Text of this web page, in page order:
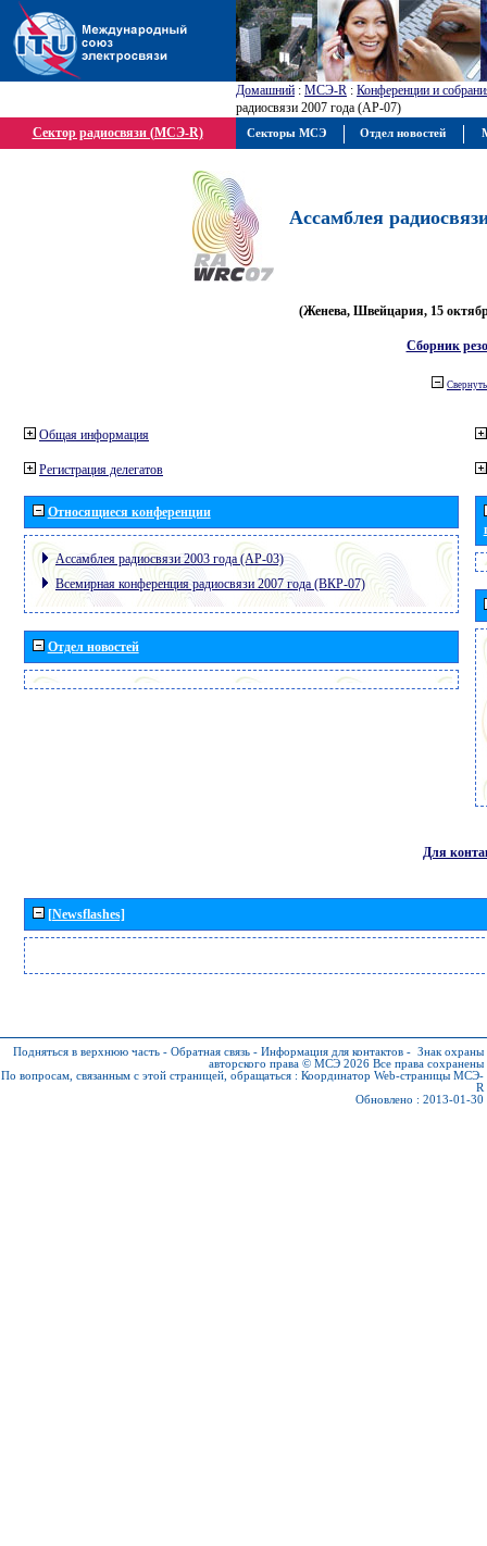
Домашний : МСЭ-R : Конференции и
радиосвязи 2007 года (АР-07)
Сектор радиосвязи (МСЭ-R)
Ассамблея
(Женева, Швейцария, 15
Сборник
Свернуть
Общая информация
Регистрация делегатов
Относящиеся конференции
Ассамблея радиосвязи 2003 года (АР-03)
Всемирная конференция радиосвязи 2007 года (ВКР-07)
Отдел новостей
Для
[Newsflashes]
Подняться в верхнюю часть - Обратная связь - Информация для контактов - Знак охраны
авторского права © МСЭ 2026 Все права сохранены
По вопросам, связанным с этой страницей, обращаться : Координатор Web-страницы МСЭ-
R
Обновлено : 2013-01-30
Секторы МСЭ Отдел новостей